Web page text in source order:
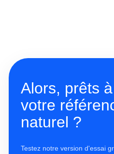
Alors, prêts
votre
naturel ?
Testez notre version d'essai